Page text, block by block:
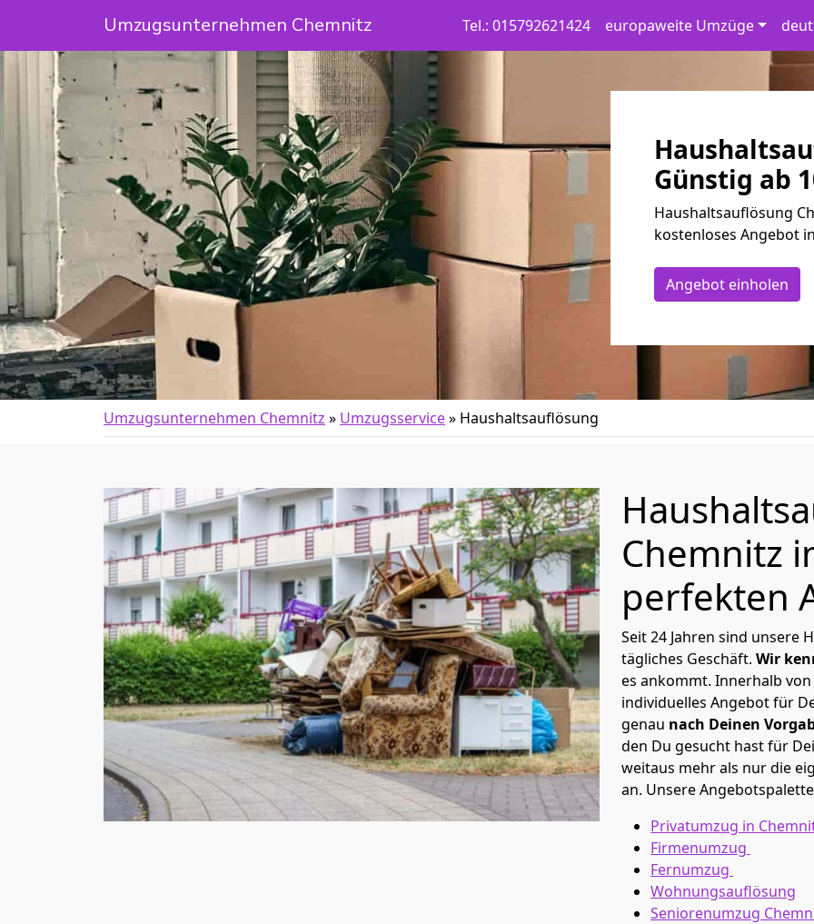
Umzugsunternehmen Chemnitz Tel.: 015792621424 europaweite Umzüge
Günstig ab
Haushaltsauflösung
kostenloses Angebot
Angebot einholen
Umzugsunternehmen Chemnitz » Umzugsservice» Haushaltsauflösung
Chemnitz
perfekten
Seit 24 Jahren sind unsere
tägliches Geschäft. Wir
es ankommt. Innerhalb
individuelles Angebot für
genau nach Deinen
den Du gesucht hast für
weitaus mehr als nur die
an. Unsere
Privatumzug in
Firmenumzug
Fernumzug
Wohnungsauflösung
Seniorenumzug